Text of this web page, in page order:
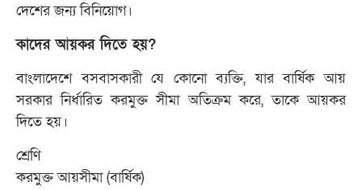
দেশের জন্য বিনিয়োগ।
কাদের আয়কর দিতে হয়?
বাংলাদেশে বসবাসকারী যে কোনো ব্যক্তি, যার বার্ষিক আয়
সরকার নির্ধারিত করমুক্ত সীমা অতিক্রম করে, তাকে আয়কর
দিতে হয়।
শ্রেণি
করমুক্ত আয়সীমা (বার্ষিক)